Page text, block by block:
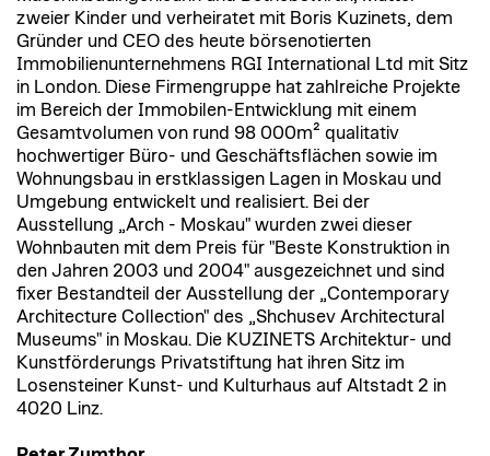
zweier Kinder und verheiratet mit Boris Kuzinets, dem
Gründer und CEO des heute börsenotierten
Immobilienunternehmens RGI International Ltd mit Sitz
in London. Diese Firmengruppe hat zahlreiche Projekte
im Bereich der Immobilen-Entwicklung mit einem
Gesamtvolumen von rund 98 000m² qualitativ
hochwertiger Büro- und Geschäftsflächen sowie im
Wohnungsbau in erstklassigen Lagen in Moskau und
Umgebung entwickelt und realisiert. Bei der
Ausstellung „Arch - Moskau" wurden zwei dieser
Wohnbauten mit dem Preis für "Beste Konstruktion in
den Jahren 2003 und 2004" ausgezeichnet und sind
fixer Bestandteil der Ausstellung der „Contemporary
Architecture Collection" des „Shchusev Architectural
Museums" in Moskau. Die KUZINETS Architektur- und
Kunstförderungs Privatstiftung hat ihren Sitz im
Losensteiner Kunst- und Kulturhaus auf Altstadt 2 in
4020 Linz.